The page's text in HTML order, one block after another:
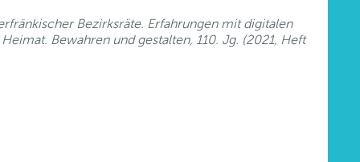
Bezirksräte. Erfahrungen mit digitalen
Bewahren und gestalten, 110. Jg. (2021, Heft